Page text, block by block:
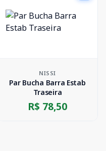
NISSI
Par Bucha Barra Estab
Traseira
R$ 78,50